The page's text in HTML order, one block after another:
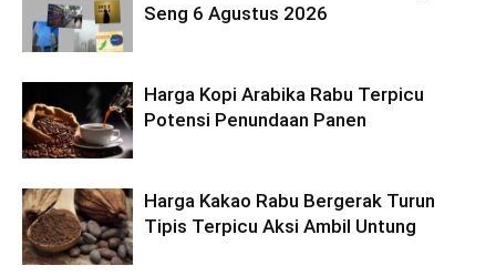
Seng 6 Agustus 2026
Harga Kopi Arabika Rabu Terpicu
Potensi Penundaan Panen
Harga Kakao Rabu Bergerak Turun
Tipis Terpicu Aksi Ambil Untung